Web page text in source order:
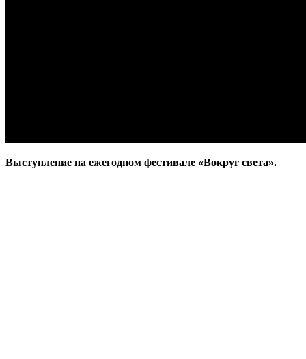
Выступление на ежегодном фестивале «Вокруг света».